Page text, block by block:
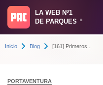
LA WEB Nº1
DE PARQUES
®
Inicio Blog [161] Primeros...
PORTAVENTURA